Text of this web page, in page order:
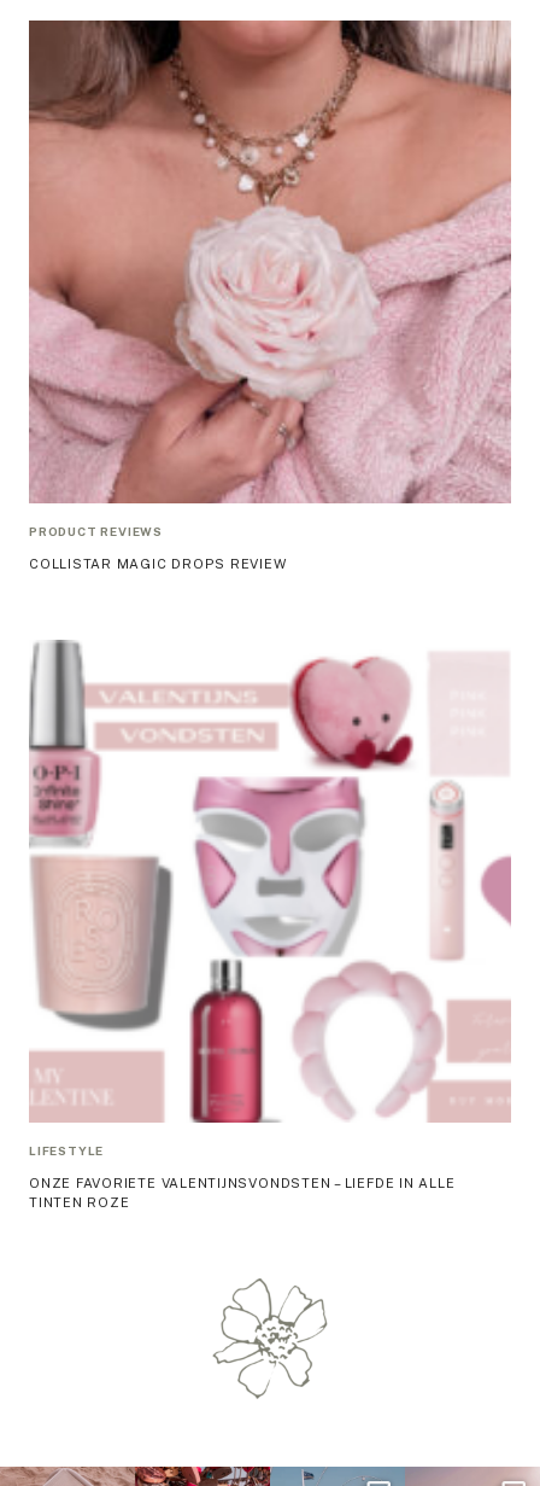
PRODUCT REVIEWS
COLLISTAR MAGIC DROPS REVIEW
LIFESTYLE
ONZE FAVORIETE VALENTIJNSVONDSTEN – LIEFDE IN ALLE
TINTEN ROZE